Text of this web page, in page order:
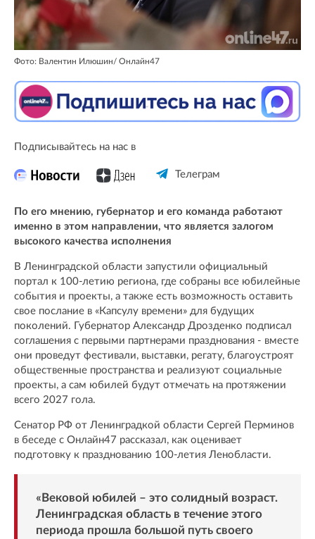
Фото: Валентин Илюшин/ Oнлайн47
Подписывайтесь на нас в
Телеграм
По его мнению, губернатор и его команда работают
именно в этом направлении, что является залогом
высокого качества исполнения
В Ленинградской области запустили официальный
портал к 100-летию региона, где собраны все юбилейные
события и проекты, а также есть возможность оставить
свое послание в «Капсулу времени» для будущих
поколений. Губернатор Александр Дрозденко подписал
соглашения с первыми партнерами празднования - вместе
они проведут фестивали, выставки, регату, благоустроят
общественные пространства и реализуют социальные
проекты, а сам юбилей будут отмечать на протяжении
всего 2027 гола.
Сенатор РФ от Ленинградкой области Сергей Перминов
в беседе с Онлайн47 рассказал, как оценивает
подготовку к празднованию 100-летия Ленобласти.
«Вековой юбилей – это солидный возраст.
Ленинградская область в течение этого
периода прошла большой путь своего